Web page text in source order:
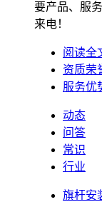
要产品、服
来电！
阅读全
资质荣
服务优
动态
问答
常识
行业
旗杆安